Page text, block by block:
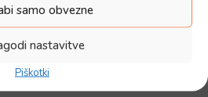
samo obvezne
nastavitve
Piškotki
osebno, mora vlogi priložiti pisno
je lahko katera koli
(npr. projektant, investitor,